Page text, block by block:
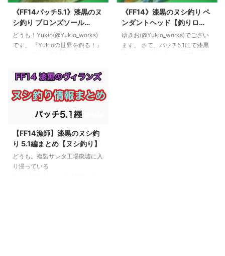
を節約することもできます。 そ
れでは始めましょう！ 見分け方
はとても簡単！ まずは各振動の
違いを見てみましょう。魚の引き
は以下の３種となります。 上記
れぞれ判別します。 これま ...
フッキング：不明（ストロン
グ？） 伝承録：魚類伝承録 ノル
ヴラント 要フィッシュアイ 釣り
場となる洞窟内への入り口がやや
わかりにくい。そして漆黒のヌシ
《FF14パッチ5.1》漆黒のヌ
シ釣り ブロンズソール
【Yukioの世界を釣る！】
どうも！Yukio(@Yukio_works)
です。 『Yukioの世界を釣る！』
のヌシ『ブロンズソール』を狙い
まずは基本情報をおさらい。 釣
ンの泉』 天候：雨 時間：なし エ
グ：不明（プレシジョン？） 伝
承録：魚類伝承録 ノルヴラント
釣り方 時間指定なし、天候雨の
みということで比較的頻繁に釣る
《FF14》漆黒のヌシ釣り ペ
ンダントヘッド【釣りロ
グ】
ゆきお(@Yukio_works)でござい
ます。 さて、パッチ5.1にて漆黒
2021/4/28
【FF14漁師】漆黒のヌシ釣
り 5.1編まとめ【ヌシ釣り】
どうも。複製サレタ工場廃墟に入
り浸っている